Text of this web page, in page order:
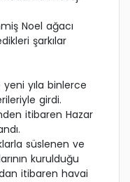
Noel ağacı
şarkılar
yıla binlerce
girdi.
itibaren Hazar
süslenen ve
kurulduğu
itibaren havai